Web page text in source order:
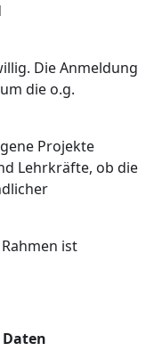
Die Anmeldung
die o.g.
Projekte
Lehrkräfte, ob die
ist